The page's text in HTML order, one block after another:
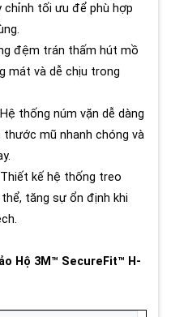
tối ưu để phù hợp
đệm trán thấm hút mồ
mát và dễ chịu trong
Hệ thống núm vặn dễ dàng
thước mũ nhanh chóng và
Thiết kế hệ thống treo
tăng sự ổn định khi
Hộ 3M™ SecureFit™ H-